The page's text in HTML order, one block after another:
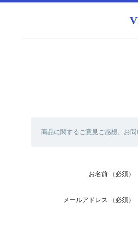
商品に関するご意見ご感想、お
お名前 （必須）
メールアドレス （必須）